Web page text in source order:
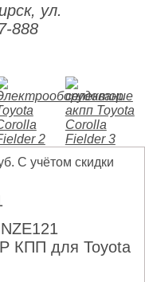
ул.
888
С учётом скидки
КПП для Toyota